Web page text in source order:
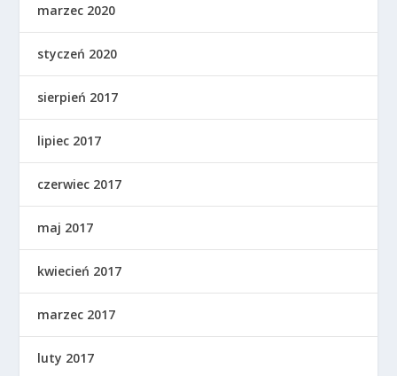
marzec 2020
styczeń 2020
sierpień 2017
lipiec 2017
czerwiec 2017
maj 2017
kwiecień 2017
marzec 2017
luty 2017